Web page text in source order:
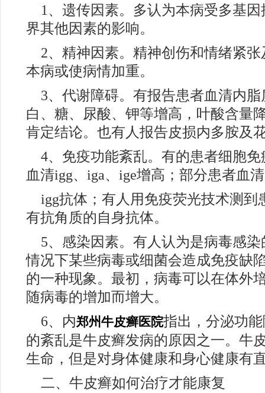
1、遗传因素。多认为本病受多基
界其他因素的影响。
2、精神因素。精神创伤和情绪紧
本病或使病情加重。
3、代谢障碍。有报告患者血清内
白、糖、尿酸、钾等增高，叶酸含量
肯定结论。也有人报告皮损内多胺及
4、免疫功能紊乱。有的患者细胞
血清igg、iga、ige增高；部分患者血
igg抗体；有人用免疫荧光技术测到
有抗角质的自身抗体。
5、感染因素。有人认为是病毒感
情况下某些病毒或细菌会造成免疫缺
的一种现象。最初，病毒可以在体外
随病毒的增加而增大。
6、内郑州牛皮癣医院指出，分泌功
的紊乱是牛皮癣发病的原因之一。牛
生命，但是对身体健康和身心健康有
二、牛皮癣如何治疗才能康复